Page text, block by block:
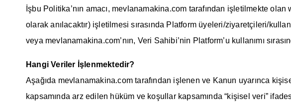
İşbu Politika’nın amacı, mevlanamakina.com tarafından işletilmekte
olarak anılacaktır) işletilmesi sırasında Platform üyeleri/ziyaretçileri/
veya mevlanamakina.com’nın, Veri Sahibi’nin Platform’u kullanımı
Hangi Veriler İşlenmektedir?
Aşağıda mevlanamakina.com tarafından işlenen ve Kanun uyarınca
kapsamında arz edilen hüküm ve koşullar kapsamında “kişisel veri”